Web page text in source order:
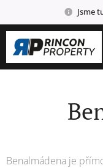
Jsme
Benalmádena je